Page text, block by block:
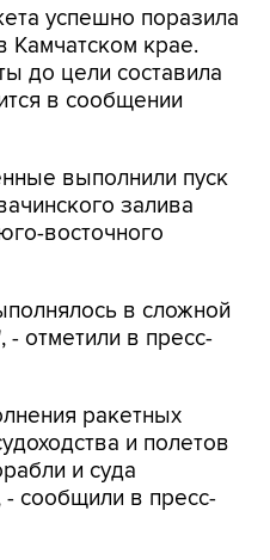
успешно поразила
Камчатском крае.
до цели составила
в сообщении
выполнили пуск
залива
восточного
в сложной
- отметили в пресс-
ракетных
и полетов
и суда
- сообщили в пресс-